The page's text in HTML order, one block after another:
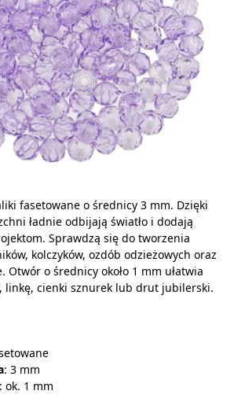
fasetowane o średnicy 3 mm. Dzięki
ładnie odbijają światło i dodają
Sprawdzą się do tworzenia
kolczyków, ozdób odzieżowych oraz
Otwór o średnicy około 1 mm ułatwia
linkę, cienki sznurek lub drut jubilerski.
: 3 mm
: ok. 1 mm